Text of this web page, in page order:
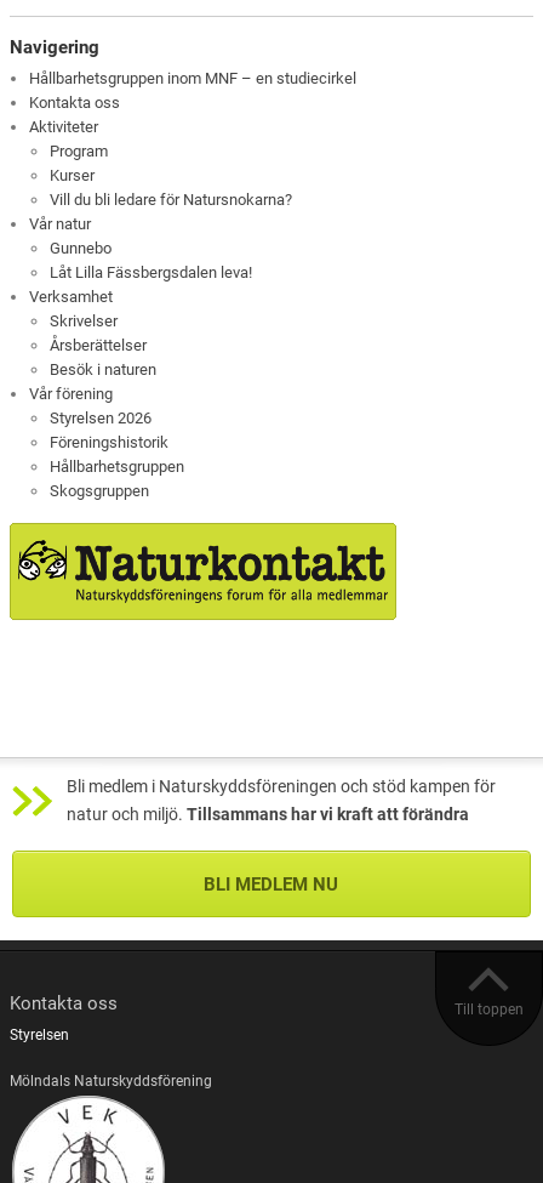
Navigering
Hållbarhetsgruppen inom MNF – en studiecirkel
Kontakta oss
Aktiviteter
Program
Kurser
Vill du bli ledare för Natursnokarna?
Vår natur
Gunnebo
Låt Lilla Fässbergsdalen leva!
Verksamhet
Skrivelser
Årsberättelser
Besök i naturen
Vår förening
Styrelsen 2026
Föreningshistorik
Hållbarhetsgruppen
Skogsgruppen
Bli medlem i Naturskyddsföreningen och stöd kampen för
natur och miljö. Tillsammans har vi kraft att förändra
BLI MEDLEM NU
Till toppen
Kontakta oss
Styrelsen
Mölndals Naturskyddsförening